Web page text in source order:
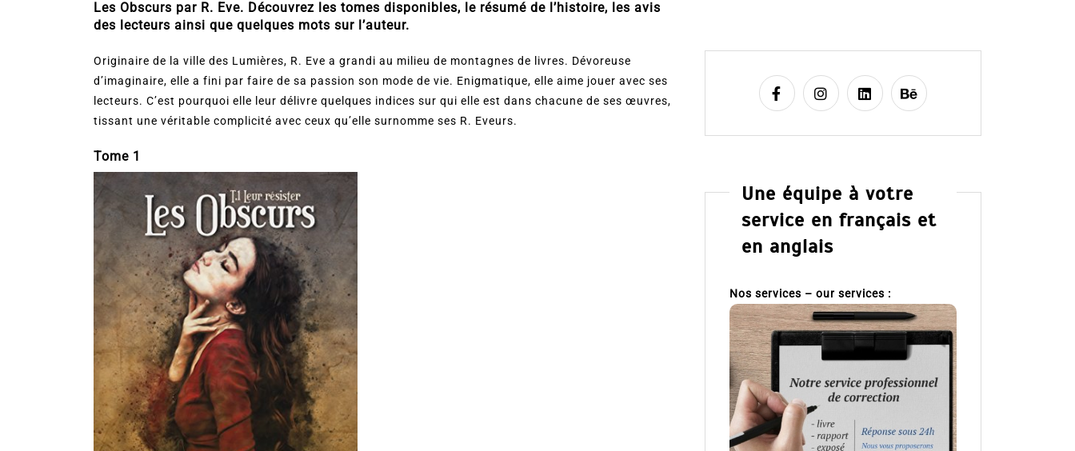
Les Obscurs par R. Eve. Découvrez les tomes disponibles, le résumé de l’histoire, les avis
des lecteurs ainsi que quelques mots sur l’auteur.
Originaire de la ville des Lumières, R. Eve a grandi au milieu de montagnes de livres. Dévoreuse
d’imaginaire, elle a fini par faire de sa passion son mode de vie. Enigmatique, elle aime jouer avec ses
lecteurs. C’est pourquoi elle leur délivre quelques indices sur qui elle est dans chacune de ses œuvres,
tissant une véritable complicité avec ceux qu’elle surnomme ses R. Eveurs.
Tome 1
Une équipe à votre
service en français et
en anglais
Nos services – our services :